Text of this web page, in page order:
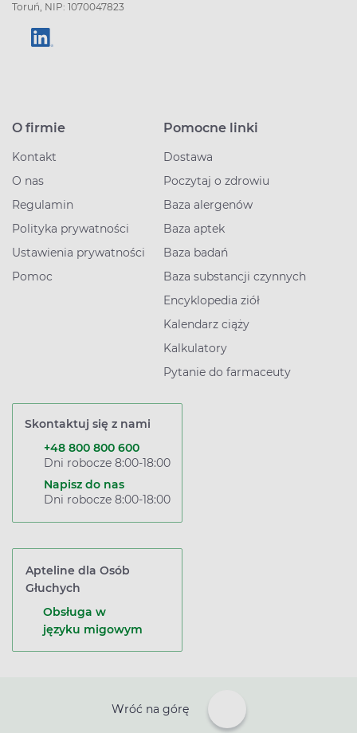
Toruń, NIP: 1070047823
O firmie
Kontakt
O nas
Regulamin
Polityka prywatności
Ustawienia prywatności
Pomoc
Pomocne linki
Dostawa
Poczytaj o zdrowiu
Baza alergenów
Baza aptek
Baza badań
Baza substancji czynnych
Encyklopedia ziół
Kalendarz ciąży
Kalkulatory
Pytanie do farmaceuty
Skontaktuj się z nami
+48 800 800 600
Dni robocze 8:00-18:00
Napisz do nas
Dni robocze 8:00-18:00
Apteline dla Osób
Głuchych
Obsługa w
języku migowym
Wróć na górę